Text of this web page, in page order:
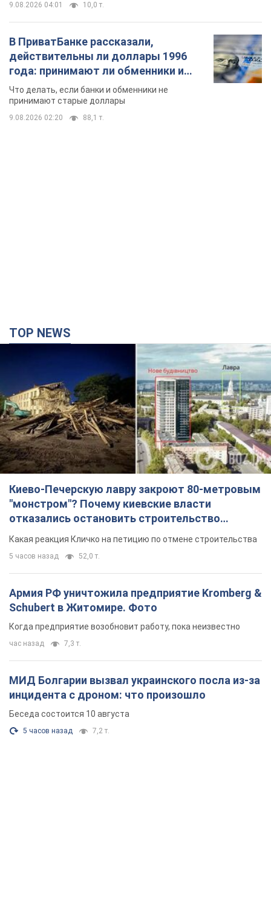
9.08.2026 04:01 10,0 т.
В ПриватБанке рассказали,
действительны ли доллары 1996
года: принимают ли обменники и
банки такие купюры
Что делать, если банки и обменники не
принимают старые доллары
9.08.2026 02:20 88,1 т.
TOP NEWS
Киево-Печерскую лавру закроют 80-метровым
"монстром"? Почему киевские власти
отказались остановить строительство
небоскреба "московского верующего"
Какая реакция Кличко на петицию по отмене строительства
5 часов назад 52,0 т.
Армия РФ уничтожила предприятие Kromberg &
Schubert в Житомире. Фото
Когда предприятие возобновит работу, пока неизвестно
час назад 7,3 т.
МИД Болгарии вызвал украинского посла из-за
инцидента с дроном: что произошло
Беседа состоится 10 августа
5 часов назад 7,2 т.